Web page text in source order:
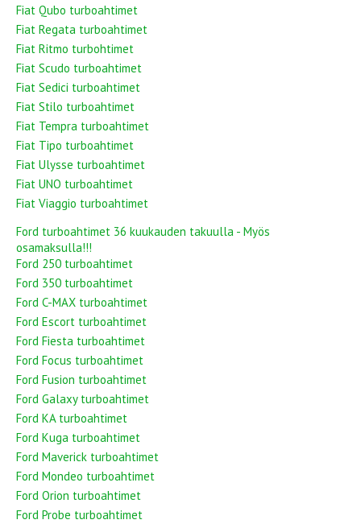
Fiat Qubo turboahtimet
Fiat Regata turboahtimet
Fiat Ritmo turbohtimet
Fiat Scudo turboahtimet
Fiat Sedici turboahtimet
Fiat Stilo turboahtimet
Fiat Tempra turboahtimet
Fiat Tipo turboahtimet
Fiat Ulysse turboahtimet
Fiat UNO turboahtimet
Fiat Viaggio turboahtimet
Ford turboahtimet 36 kuukauden takuulla - Myös
osamaksulla!!!
Ford 250 turboahtimet
Ford 350 turboahtimet
Ford C-MAX turboahtimet
Ford Escort turboahtimet
Ford Fiesta turboahtimet
Ford Focus turboahtimet
Ford Fusion turboahtimet
Ford Galaxy turboahtimet
Ford KA turboahtimet
Ford Kuga turboahtimet
Ford Maverick turboahtimet
Ford Mondeo turboahtimet
Ford Orion turboahtimet
Ford Probe turboahtimet